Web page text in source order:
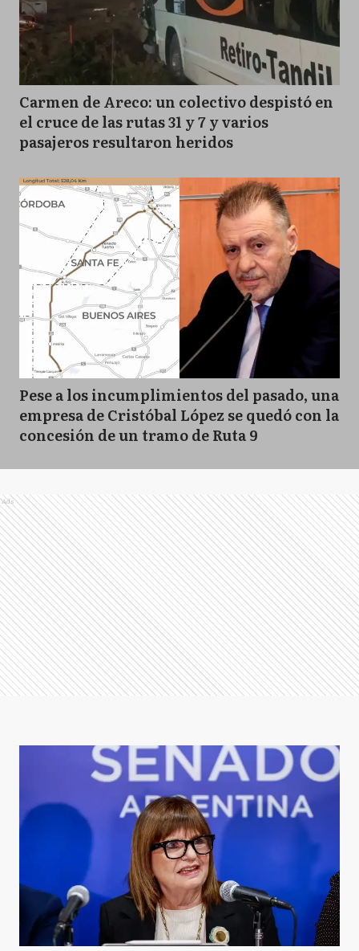
Carmen de Areco: un colectivo despistó en
el cruce de las rutas 31 y 7 y varios
pasajeros resultaron heridos
Pese a los incumplimientos del pasado, una
empresa de Cristóbal López se quedó con la
concesión de un tramo de Ruta 9
Ads